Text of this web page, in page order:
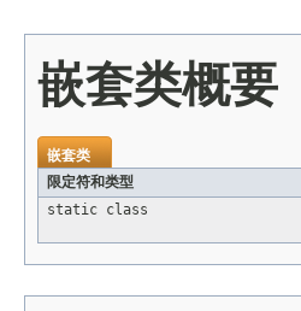
嵌套类概要
嵌套类
限定符和类型
static class